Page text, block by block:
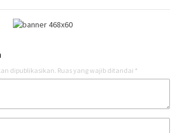
dipublikasikan. Ruas yang wajib ditandai *